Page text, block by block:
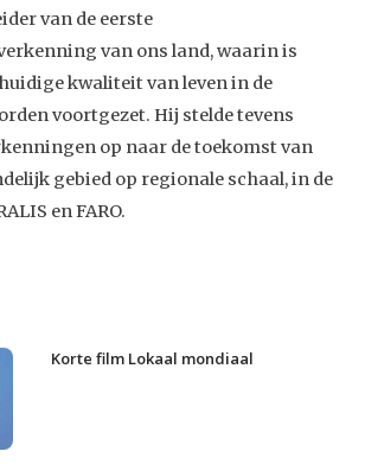
Home
Agenda
Video
Podcast
Artikelen
van de eerste
van ons land, waarin is
kwaliteit van leven in de
voortgezet. Hij stelde tevens
op naar de toekomst van
gebied op regionale schaal, in de
en FARO.
Korte film Lokaal mondiaal